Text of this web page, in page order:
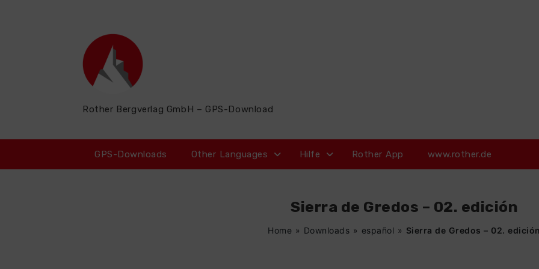
Rother Bergverlag GmbH – GPS-Download
GPS-Downloads Other Languages Hilfe Rother App www.rother.de
Sierra de Gredos – 02. edición
Home » Downloads » español » Sierra de Gredos – 02.